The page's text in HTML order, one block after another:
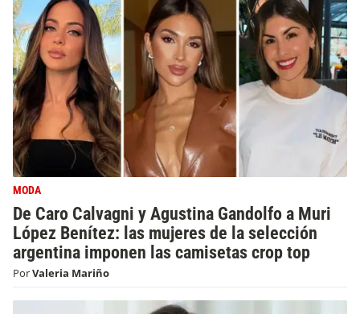
MODA
De Caro Calvagni y Agustina Gandolfo a Muri
López Benítez: las mujeres de la selección
argentina imponen las camisetas crop top
PorValeria Mariño